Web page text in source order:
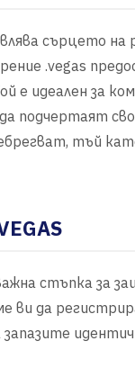
сърцето на
.vegas
е идеален за
подчертаят
тъй
стъпка за
ви да